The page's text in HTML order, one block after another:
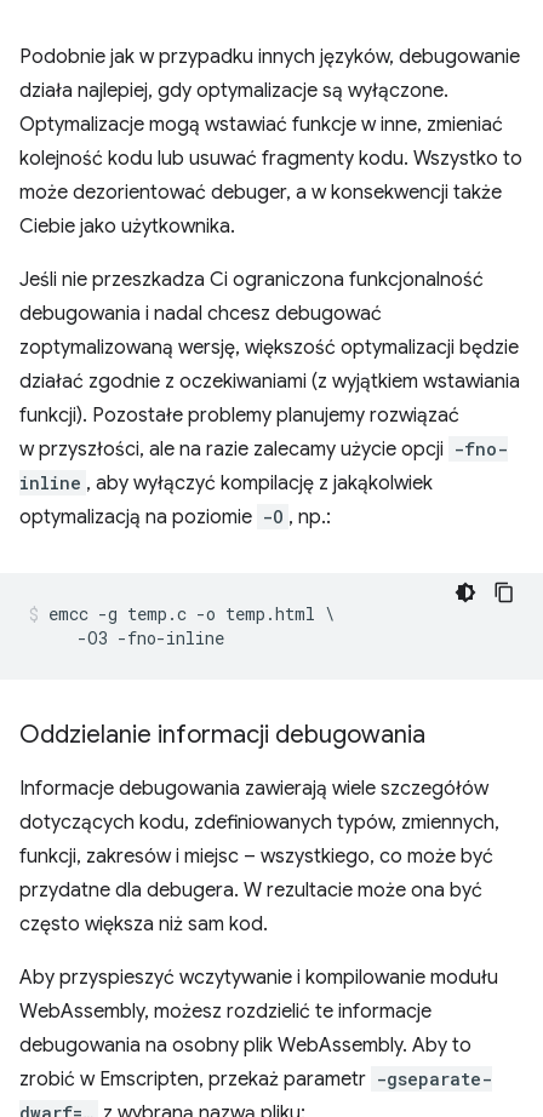
Podobnie jak w przypadku innych języków, debugowanie
działa najlepiej, gdy optymalizacje są wyłączone.
Optymalizacje mogą wstawiać funkcje w inne, zmieniać
kolejność kodu lub usuwać fragmenty kodu. Wszystko to
może dezorientować debuger, a w konsekwencji także
Ciebie jako użytkownika.
Jeśli nie przeszkadza Ci ograniczona funkcjonalność
debugowania i nadal chcesz debugować
zoptymalizowaną wersję, większość optymalizacji będzie
działać zgodnie z oczekiwaniami (z wyjątkiem wstawiania
funkcji). Pozostałe problemy planujemy rozwiązać
w przyszłości, ale na razie zalecamy użycie opcji -fno-
inline , aby wyłączyć kompilację z jakąkolwiek
optymalizacją na poziomie -O , np.:
emcc -g temp.c -o temp.html \
Oddzielanie informacji debugowania
Informacje debugowania zawierają wiele szczegółów
dotyczących kodu, zdefiniowanych typów, zmiennych,
funkcji, zakresów i miejsc – wszystkiego, co może być
przydatne dla debugera. W rezultacie może ona być
często większa niż sam kod.
Aby przyspieszyć wczytywanie i kompilowanie modułu
WebAssembly, możesz rozdzielić te informacje
debugowania na osobny plik WebAssembly. Aby to
zrobić w Emscripten, przekaż parametr -gseparate-